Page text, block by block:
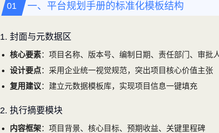
一、平台规划手册的标准化模板结构
1. 封面与元数据区
核心要素：项目名称、版本号、编制日期、责任部门、审批
设计要点：采用企业统一视觉规范，突出项目核心价值主张
复用建议 ：建立元数据模板库，实现项目信息一键填充
2. 执行摘要模块
内容框架：项目背景、核心目标、预期收益、关键里程碑